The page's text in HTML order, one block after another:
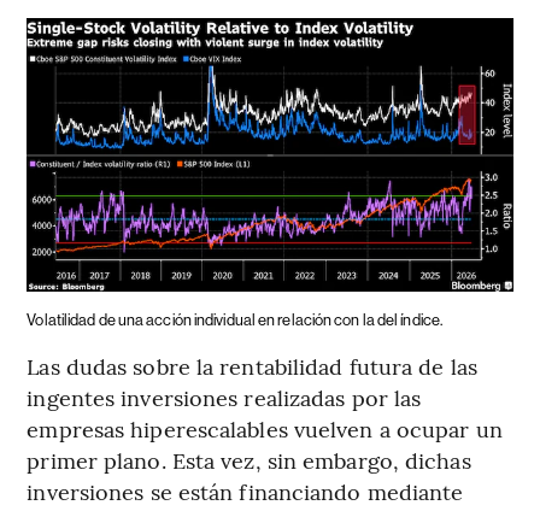
Volatilidad de una acción individual en relación con la del índice.
Las dudas sobre la rentabilidad futura de las
ingentes inversiones realizadas por las
empresas hiperescalables vuelven a ocupar un
primer plano. Esta vez, sin embargo, dichas
inversiones se están financiando mediante